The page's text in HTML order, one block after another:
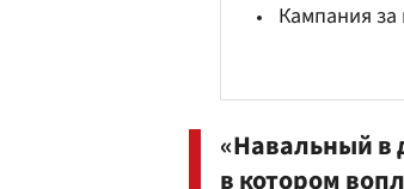
Кампания
«Навальный в
в котором